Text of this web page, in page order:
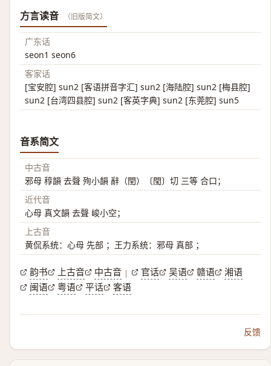
方言读音 （旧版简文）
广东话
seon1 seon6
客家话
[宝安腔] sun2 [客语拼音字汇] sun2 [海陆腔] sun2 [梅县腔]
sun2 [台湾四县腔] sun2 [客英字典] sun2 [东莞腔] sun5
音系简文
中古音
邪母 稕韻 去聲 殉小韻 辭（閏）〔閠〕切 三等 合口；
近代音
心母 真文韻 去聲 峻小空；
上古音
黄侃系统：心母 先部 ；王力系统：邪母 真部 ；
韵书 上古音 中古音 | 官话 吴语 赣语
湘语
闽语
粤语 平话 客语
反馈